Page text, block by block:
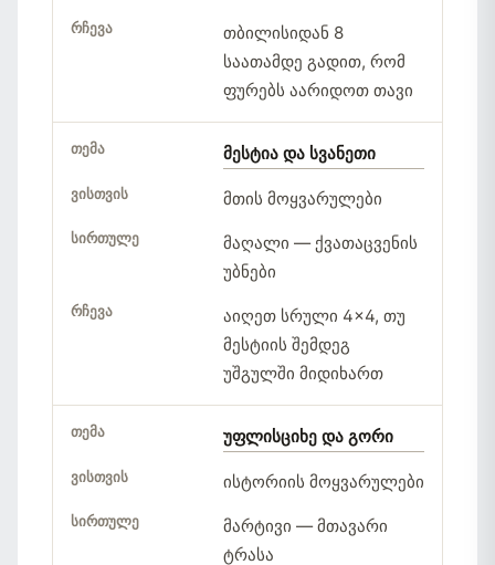
თბილისიდან 8
საათამდე გადით, რომ
ფურებს აარიდოთ თავი
მესტია და სვანეთი
მთის მოყვარულები
მაღალი — ქვათაცვენის
უბნები
აიღეთ სრული 4×4, თუ
მესტიის შემდეგ
უშგულში მიდიხართ
უფლისციხე და გორი
ისტორიის მოყვარულები
მარტივი — მთავარი
ტრასა